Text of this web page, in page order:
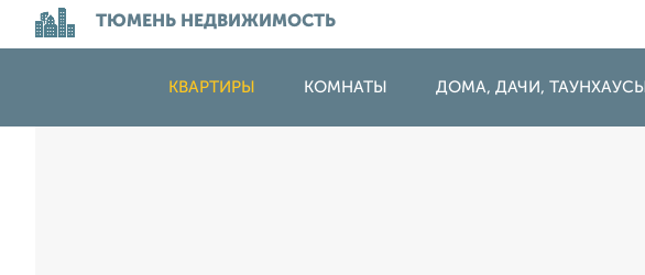
ТЮМЕНЬ НЕДВИЖИМОСТЬ
КВАРТИРЫ КОМНАТЫ ДОМА, ДАЧИ, ТАУНХАУСЫ